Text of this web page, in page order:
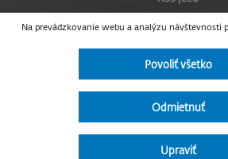
Na prevádzkovanie webu a analýzu návštevnosti
Povoliť všetko
Odmietnuť
Upraviť
Nastavenie cookies
Facebook
Instagram
Vyhlásenie o